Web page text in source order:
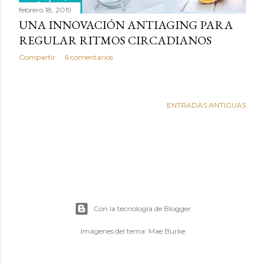
s
febrero 18, 2019
UNA INNOVACIÓN ANTIAGING PARA
REGULAR RITMOS CIRCADIANOS
Compartir 6 comentarios
ENTRADAS ANTIGUAS
Con la tecnología de Blogger
Imágenes del tema: Mae Burke